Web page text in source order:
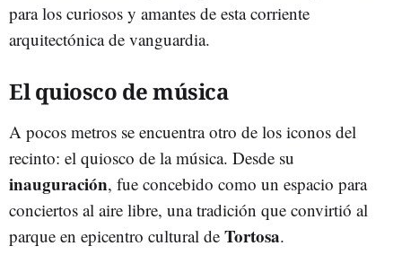
para los curiosos y amantes de esta corriente
arquitectónica de vanguardia.
El quiosco de música
A pocos metros se encuentra otro de los iconos del
recinto: el quiosco de la música. Desde su
inauguración, fue concebido como un espacio para
conciertos al aire libre, una tradición que convirtió al
parque en epicentro cultural de Tortosa.